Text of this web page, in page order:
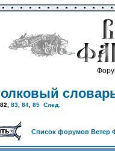
82 83 84 85 След.
Список форумов Ветер